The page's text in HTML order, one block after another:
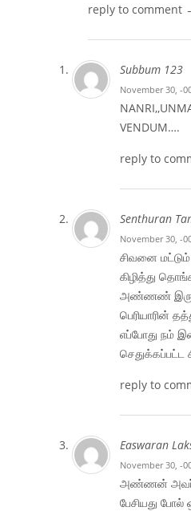
reply to comment
Subbum 123
November 30, -
VENDUM….
reply to
Senthuran
November 30, -
சிவனை
கிழித்து
அண்ணண் இருந்த
பெரியாரின்
எப்போது நம்
செதுக்கப்பட்ட
reply to
Easwaran
November 30, -
அண்ணன்
பேசியது